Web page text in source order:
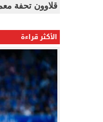
قلاوون تحفة
الأكثر قراءة